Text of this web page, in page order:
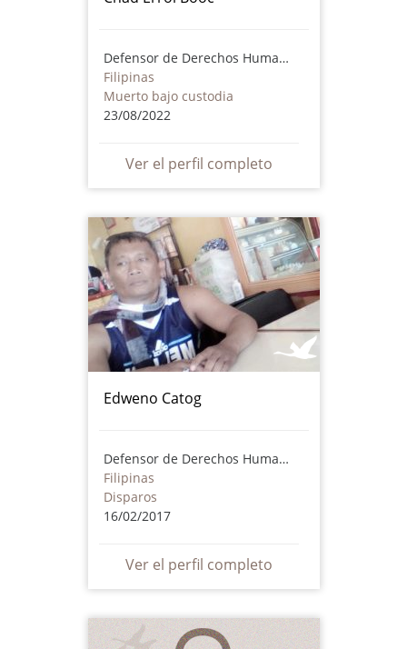
Defensor de Derechos Humanos
Filipinas
Muerto bajo custodia
23/08/2022
Ver el perfil completo
Edweno Catog
Defensor de Derechos Humanos
Filipinas
Disparos
16/02/2017
Ver el perfil completo